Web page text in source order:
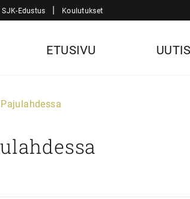
SJK-Edustus | Koulutukset
ETUSIVU